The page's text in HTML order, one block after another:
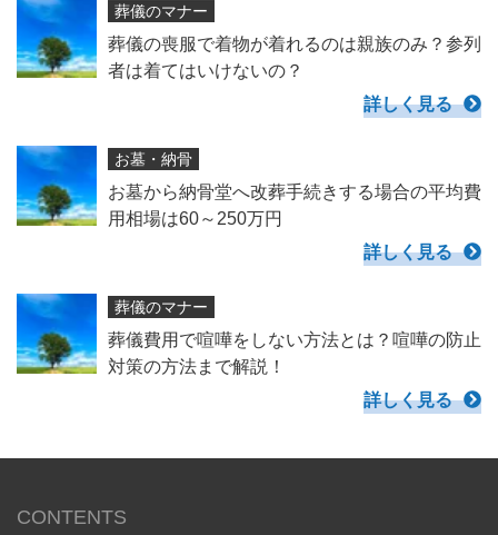
葬儀のマナー
葬儀の喪服で着物が着れるのは親族のみ？参列
者は着てはいけないの？
詳しく見る
お墓・納骨
お墓から納骨堂へ改葬手続きする場合の平均費
用相場は60～250万円
詳しく見る
葬儀のマナー
葬儀費用で喧嘩をしない方法とは？喧嘩の防止
対策の方法まで解説！
詳しく見る
CONTENTS